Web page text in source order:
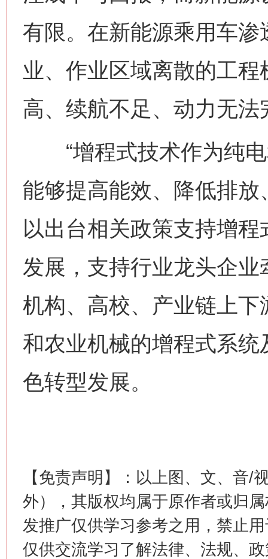
有限。在新能源乘用车
业、作业区域离散的工
高、续航不足、动力无
“增程式技术作为纯电
能够提高能效、降低排放
以出台相关政策支持增
发展，支持行业龙头企
机构、高校、产业链上
和农业机械的增程式系
色转型发展。
【免责声明】：以上图、文、音/
外），其版权均属于原作者或归
发推广仅供学习参考之用，禁止
仅供交流学习了解法律、法规、
网上购药对药下症？
这是一记警钟！ 谢